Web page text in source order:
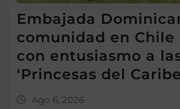
Embajada
comunidad en Chile
con entusiasmo a
‘Princesas del
Ago 6, 2026